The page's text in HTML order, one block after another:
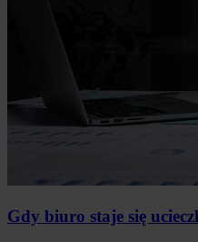
Gdy biuro staje się